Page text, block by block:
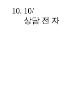
10/
상담 전